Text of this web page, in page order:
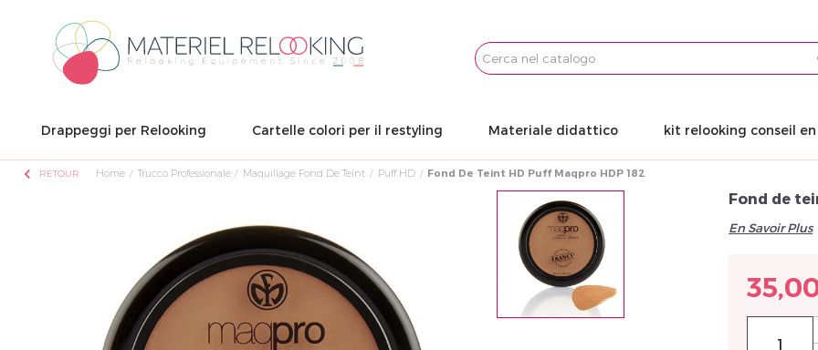
Email
Drappeggi per Relooking Cartelle colori per il restyling Materiale didattico kit relooking conseil
chevron_left RETOUR Home Trucco Professionale Maquillage Fond De Teint Puff HD Fond De Teint HD Puff Maqpro HDP 182
Fond de
En Savoir Plus